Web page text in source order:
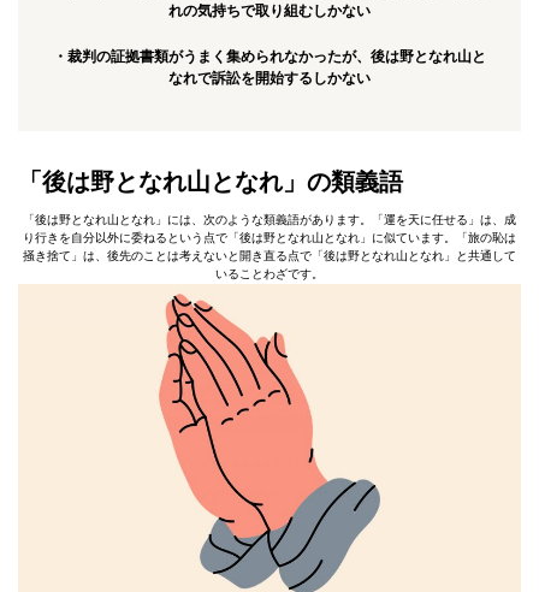
れの気持ちで取り組むしかない
・裁判の証拠書類がうまく集められなかったが、後は野となれ山と
なれで訴訟を開始するしかない
「後は野となれ山となれ」の類義語
「後は野となれ山となれ」には、次のような類義語があります。「運を天に任せる」は、成
り行きを自分以外に委ねるという点で「後は野となれ山となれ」に似ています。「旅の恥は
掻き捨て」は、後先のことは考えないと開き直る点で「後は野となれ山となれ」と共通して
いることわざです。